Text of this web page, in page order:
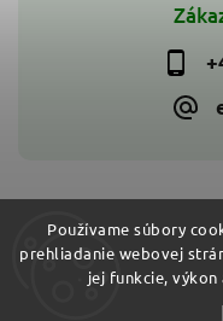
Používame súbory
prehliadanie webovej
jej funkcie,
Copyright 2026